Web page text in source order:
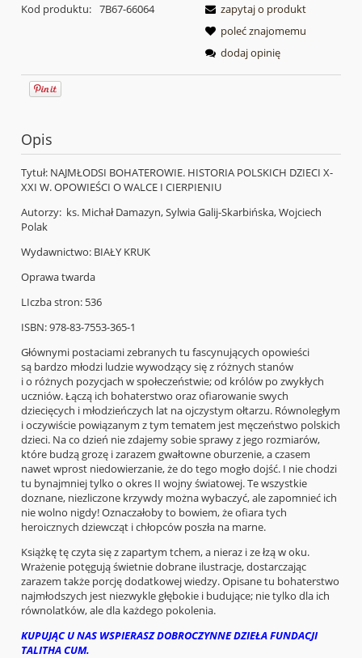
Kod produktu: 7B67-66064
zapytaj o produkt
poleć znajomemu
dodaj opinię
Opis
Tytuł: NAJMŁODSI BOHATEROWIE. HISTORIA POLSKICH DZIECI X-
XXI W. OPOWIEŚCI O WALCE I CIERPIENIU
Autorzy: ks. Michał Damazyn, Sylwia Galij-Skarbińska, Wojciech
Polak
Wydawnictwo: BIAŁY KRUK
Oprawa twarda
LIczba stron: 536
ISBN: 978-83-7553-365-1
Głównymi postaciami zebranych tu fascynujących opowieści
są bardzo młodzi ludzie wywodzący się z różnych stanów
i o różnych pozycjach w społeczeństwie; od królów po zwykłych
uczniów. Łączą ich bohaterstwo oraz ofiarowanie swych
dziecięcych i młodzieńczych lat na ojczystym ołtarzu. Równoległym
i oczywiście powiązanym z tym tematem jest męczeństwo polskich
dzieci. Na co dzień nie zdajemy sobie sprawy z jego rozmiarów,
które budzą grozę i zarazem gwałtowne oburzenie, a czasem
nawet wprost niedowierzanie, że do tego mogło dojść. I nie chodzi
tu bynajmniej tylko o okres II wojny światowej. Te wszystkie
doznane, niezliczone krzywdy można wybaczyć, ale zapomnieć ich
nie wolno nigdy! Oznaczałoby to bowiem, że ofiara tych
heroicznych dziewcząt i chłopców poszła na marne.
Książkę tę czyta się z zapartym tchem, a nieraz i ze łzą w oku.
Wrażenie potęgują świetnie dobrane ilustracje, dostarczając
zarazem także porcję dodatkowej wiedzy. Opisane tu bohaterstwo
najmłodszych jest niezwykle głębokie i budujące; nie tylko dla ich
równolatków, ale dla każdego pokolenia.
KUPUJĄC U NAS WSPIERASZ DOBROCZYNNE DZIEŁA FUNDACJI
TALITHA CUM.